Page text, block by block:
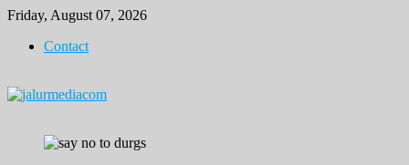
Skip
content
Friday, August 07, 2026
Contact